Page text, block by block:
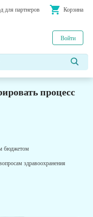
для партнеров shopping_cart Корзина
Войти
процесс
бюджетом
здравоохранения